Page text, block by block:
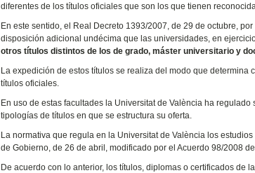
diferentes de los títulos oficiales que son los que tienen
En este sentido, el Real Decreto 1393/2007, de 29 de octubre,
disposición adicional undécima que las universidades, en
otros títulos distintos de los de grado, máster universitario y
La expedición de estos títulos se realiza del modo que
títulos oficiales.
En uso de estas facultades la Universitat de València ha
tipologías de títulos en que se estructura su oferta.
La normativa que regula en la Universitat de València los
de Gobierno, de 26 de abril, modificado por el Acuerdo 98/2008
De acuerdo con lo anterior, los títulos, diplomas o certificados de